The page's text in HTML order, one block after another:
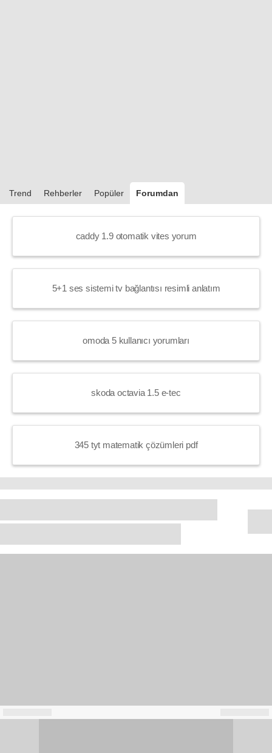
Trend Rehberler Popüler Forumdan
caddy 1.9 otomatik vites yorum
5+1 ses sistemi tv bağlantısı resimli anlatım
omoda 5 kullanıcı yorumları
skoda octavia 1.5 e-tec
345 tyt matematik çözümleri pdf